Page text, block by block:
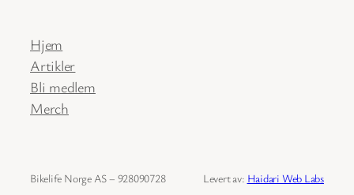
Hjem
Artikler
Bli medlem
Merch
Bikelife Norge AS – 928090728 Levert av: Haidari Web Labs